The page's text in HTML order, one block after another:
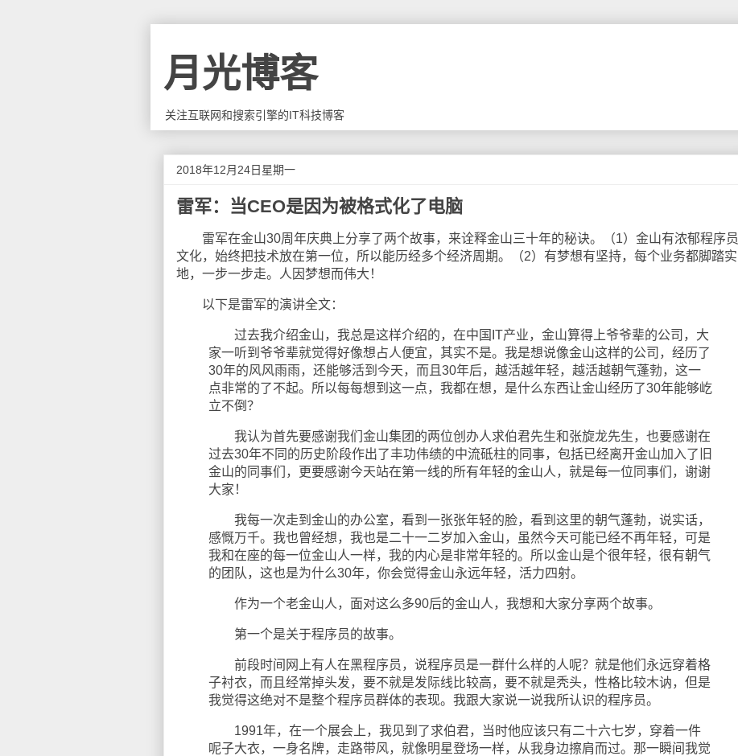
月光博客
关注互联网和搜索引擎的IT科技博客
2018年12月24日星期一
雷军：当CEO是因为被格式化了电脑
雷军在金山30周年庆典上分享了两个故事，来诠释金山三十年的秘诀。（1）金山有浓郁程序员
文化，始终把技术放在第一位，所以能历经多个经济周期。（2）有梦想有坚持，每个业务都脚踏实
地，一步一步走。人因梦想而伟大！
以下是雷军的演讲全文：
过去我介绍金山，我总是这样介绍的，在中国IT产业，金山算得上爷爷辈的公司，大
家一听到爷爷辈就觉得好像想占人便宜，其实不是。我是想说像金山这样的公司，经历了
30年的风风雨雨，还能够活到今天，而且30年后，越活越年轻，越活越朝气蓬勃，这一
点非常的了不起。所以每每想到这一点，我都在想，是什么东西让金山经历了30年能够屹
立不倒？
我认为首先要感谢我们金山集团的两位创办人求伯君先生和张旋龙先生，也要感谢在
过去30年不同的历史阶段作出了丰功伟绩的中流砥柱的同事，包括已经离开金山加入了旧
金山的同事们，更要感谢今天站在第一线的所有年轻的金山人，就是每一位同事们，谢谢
大家！
我每一次走到金山的办公室，看到一张张年轻的脸，看到这里的朝气蓬勃，说实话，
感慨万千。我也曾经想，我也是二十一二岁加入金山，虽然今天可能已经不再年轻，可是
我和在座的每一位金山人一样，我的内心是非常年轻的。所以金山是个很年轻，很有朝气
的团队，这也是为什么30年，你会觉得金山永远年轻，活力四射。
作为一个老金山人，面对这么多90后的金山人，我想和大家分享两个故事。
第一个是关于程序员的故事。
前段时间网上有人在黑程序员，说程序员是一群什么样的人呢？就是他们永远穿着格
子衬衣，而且经常掉头发，要不就是发际线比较高，要不就是秃头，性格比较木讷，但是
我觉得这绝对不是整个程序员群体的表现。我跟大家说一说我所认识的程序员。
1991年，在一个展会上，我见到了求伯君，当时他应该只有二十六七岁，穿着一件
呢子大衣，一身名牌，走路带风，就像明星登场一样，从我身边擦肩而过。那一瞬间我觉